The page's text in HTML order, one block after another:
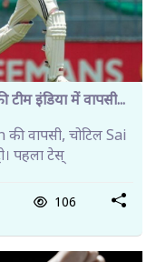
इंडिया में वापसी...
वापसी, चोटिल Sai
पहला टेस्
106